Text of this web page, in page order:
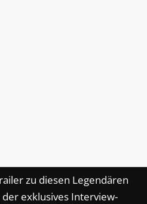
zu diesen Legendären
exklusives Interview-